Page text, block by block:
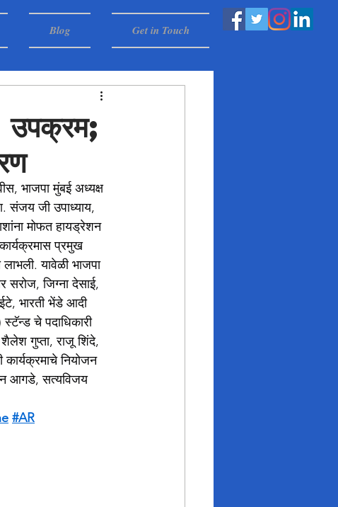
Blog Get in Touch
उपक्रम;
भाजपा मुंबई अध्यक्ष
संजय जी उपाध्याय,
मोफत हायड्रेशन
प्रमुख
यावेळी भाजपा
सरोज, जिग्ना देसाई,
भारती भेंडे आदी
चे पदाधिकारी
शैलेश गुप्ता, राजू शिंदे,
नियोजन
आगडे, सत्यविजय
#AR